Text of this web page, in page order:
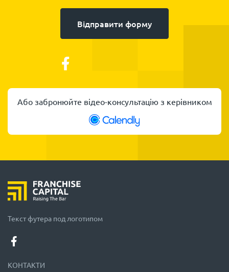
Відправити форму
Або забронюйте відео-консультацію з керівником
Текст футера под логотипом
КОНТАКТИ